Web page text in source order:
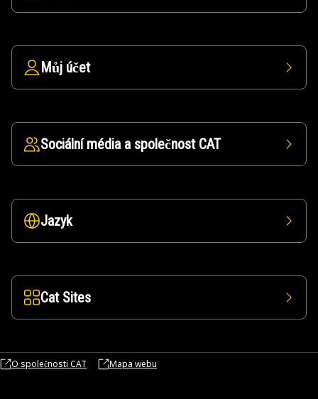
Můj účet
Sociální média a společnost CAT
Jazyk
Cat Sites
O společnosti CAT Mapa webu